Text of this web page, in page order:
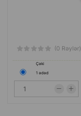
(0 Rəylər)
Çəki
1 ədəd